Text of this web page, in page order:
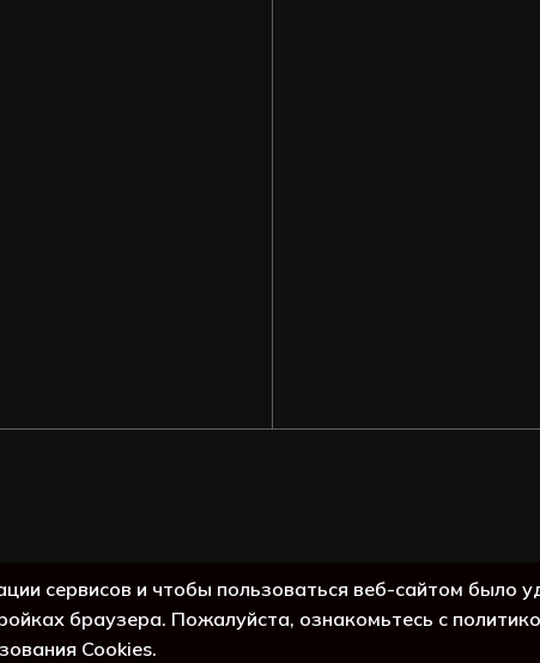
сервисов и чтобы пользоваться веб-сайтом было
браузера. Пожалуйста, ознакомьтесь с
Cookies.